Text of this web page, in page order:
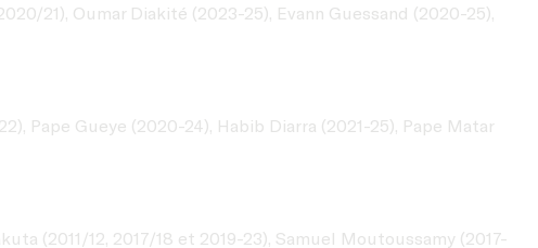
21), Oumar Diakité (2023-25), Evann Guessand (2020-25),
Pape Gueye (2020-24), Habib Diarra (2021-25), Pape Matar
(2011/12, 2017/18 et 2019-23), Samuel Moutoussamy (2017-